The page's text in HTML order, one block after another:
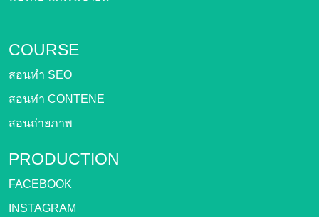
COURSE
สอนทำ SEO
สอนทำ CONTENE
สอนถ่ายภาพ
PRODUCTION
FACEBOOK
INSTAGRAM